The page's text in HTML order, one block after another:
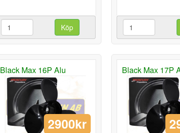
Köp
Black Max 16P Alu
2900kr
Black Max 17P